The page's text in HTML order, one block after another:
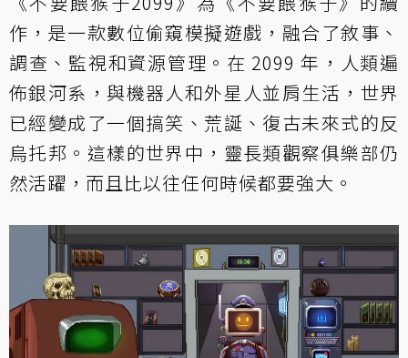
作，是一款數位偷窺模擬遊戲，融合了敘事、
調查、監視和資源管理。在 2099 年，人類遍
佈銀河系，與機器人和外星人並肩生活，世界
已經變成了一個搞笑、荒誕、復古未來式的反
烏托邦。這樣的世界中，靈長類觀察俱樂部仍
然活躍，而且比以往任何時候都要強大。